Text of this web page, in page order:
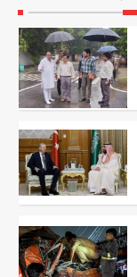
2
3